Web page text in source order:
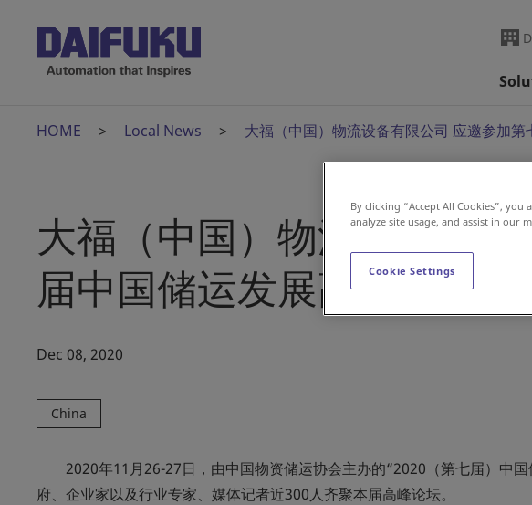
HOME Local News 大福（中国）物流设备有限公司 应邀参加
大福（中国）物流设备有限
届中国储运发展高峰论坛
Dec 08, 2020
China
2020年11月26-27日，由中国物资储运协会主办的“2020（第七届）中
府、企业家以及行业专家、媒体记者近300人齐聚本届高峰论坛。
By clicking “Accept All Cookies”,
analyze site usage, and assist in our
Cookie Settings